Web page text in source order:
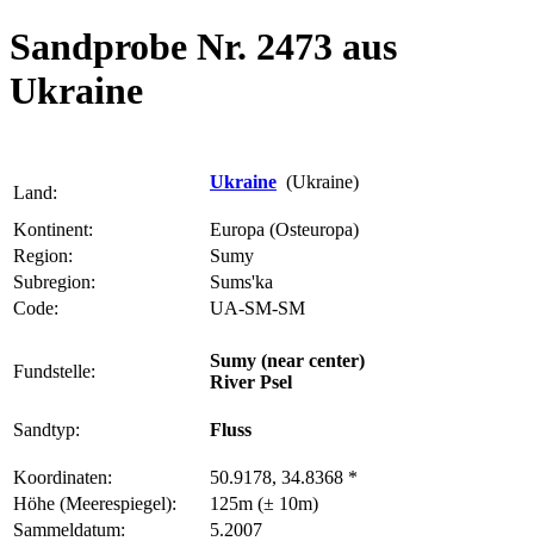
Sandprobe Nr. 2473 aus
Ukraine
Land:
Ukraine (Ukraine)
Kontinent:
Europa (Osteuropa)
Region:
Sumy
Subregion:
Sums'ka
Code:
UA-SM-SM
Fundstelle:
Sumy (near center)
River Psel
Sandtyp: Fluss
Koordinaten:
50.9178, 34.8368 *
Höhe (Meerespiegel):
125m (± 10m)
Sammeldatum:
5.2007